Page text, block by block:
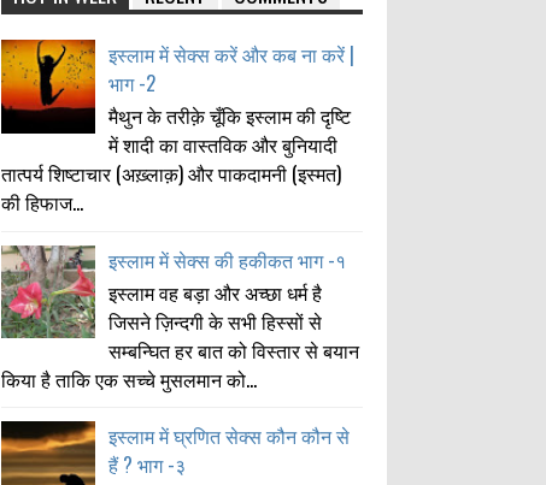
इस्लाम में सेक्स करें और कब ना करें |
भाग -2
मैथुन के तरीक़े चूँकि इस्लाम की दृष्टि
में शादी का वास्तविक और बुनियादी
तात्पर्य शिष्टाचार (अख़्लाक़) और पाकदामनी (इस्मत)
की हिफाज...
इस्लाम में सेक्स की हकीकत भाग -१
इस्लाम वह बड़ा और अच्छा धर्म है
जिसने ज़िन्दगी के सभी हिस्सों से
सम्बन्घित हर बात को विस्तार से बयान
किया है ताकि एक सच्चे मुसलमान को...
इस्लाम में घ्रणित सेक्स कौन कौन से
हैं ? भाग -३